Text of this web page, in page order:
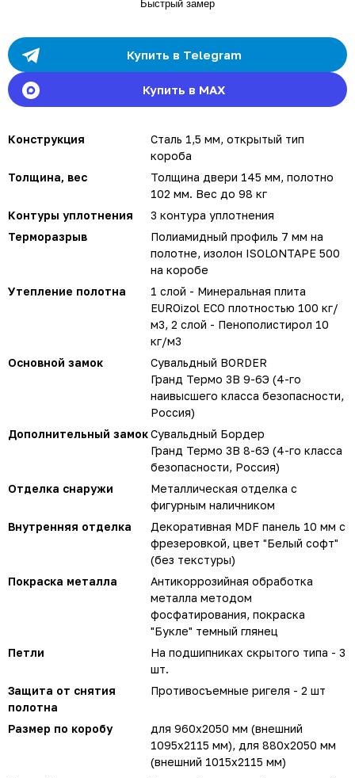
Быстрый замер
Купить в Telegram
Купить в MAX
Конструкция
Сталь 1,5 мм, открытый тип
короба
Толщина, вес
Толщина двери 145 мм, полотно
102 мм. Вес до 98 кг
Контуры уплотнения
3 контура уплотнения
Терморазрыв
Полиамидный профиль 7 мм на
полотне, изолон ISOLONTAPE 500
на коробе
Утепление полотна
1 слой - Минеральная плита
EUROizol ECO плотностью 100 кг/
м3, 2 слой - Пенополистирол 10
кг/м3
Основной замок
Сувальдный BORDER
Гранд Термо 3В 9-6Э (4-го
наивысшего класса безопасности,
Россия)
Дополнительный замокСувальдный Бордер
Гранд Термо 3В 8-6Э (4-го класса
безопасности, Россия)
Отделка снаружи
Металлическая отделка с
фигурным наличником
Внутренняя отделка
Декоративная MDF панель 10 мм с
фрезеровкой, цвет "Белый софт"
(без текстуры)
Покраска металла
Антикоррозийная обработка
металла методом
фосфатирования, покраска
"Букле" темный глянец
Петли
На подшипниках скрытого типа - 3
шт.
Защита от снятия
полотна
Противосъемные ригеля - 2 шт
Размер по коробу
для 960х2050 мм (внешний
1095х2115 мм), для 880х2050 мм
(внешний 1015х2115 мм)